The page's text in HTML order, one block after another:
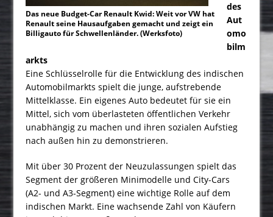
Das neue Budget-Car Renault Kwid: Weit vor VW hat
Renault seine Hausaufgaben gemacht und zeigt ein
Billigauto für Schwellenländer. (Werksfoto)
des
Aut
omo
bilm
arkts
Eine Schlüsselrolle für die Entwicklung des indischen
Automobil­markts spielt die junge, aufstrebende
Mittelklasse. Ein eigenes Auto bedeutet für sie ein
Mittel, sich vom überlasteten öffentlichen Verkehr
unabhängig zu machen und ihren sozialen Aufstieg
nach außen hin zu demonstrieren.
Mit über 30 Prozent der Neuzulassungen spielt das
Segment der größeren Minimodelle und City-Cars
(A2- und A3-Segment) eine wichtige Rolle auf dem
indischen Markt. Eine wachsende Zahl von Käufern